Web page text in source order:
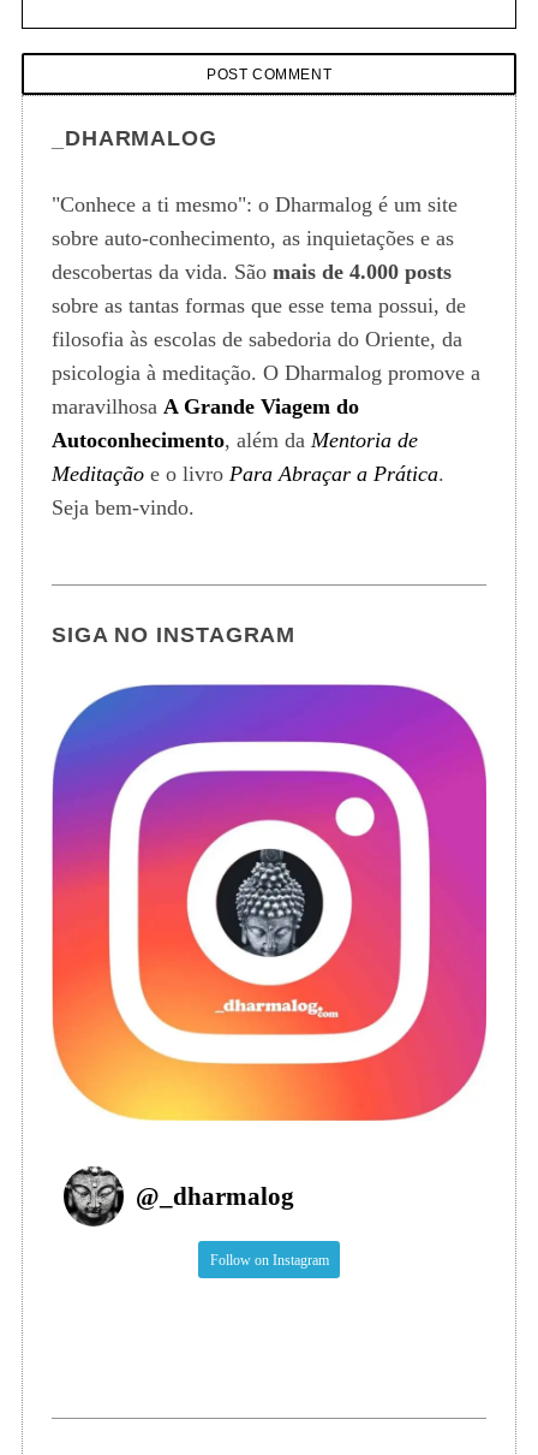
_DHARMALOG
"Conhece a ti mesmo": o Dharmalog é um site
sobre auto-conhecimento, as inquietações e as
descobertas da vida. São mais de 4.000 posts
sobre as tantas formas que esse tema possui, de
filosofia às escolas de sabedoria do Oriente, da
psicologia à meditação. O Dharmalog promove a
maravilhosa A Grande Viagem do
Autoconhecimento, além da Mentoria de
Meditaçãoe o livro Para Abraçar a Prática.
Seja bem-vindo.
SIGA NO INSTAGRAM
@ _dharmalog
Follow on Instagram